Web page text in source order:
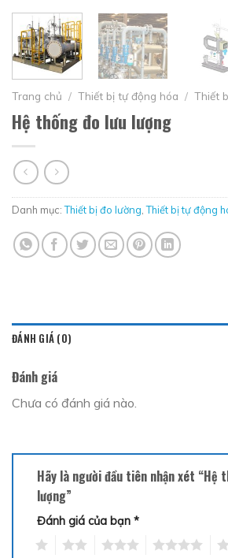
Trang chủ / Thiết bị tự động hóa / Thiết
Hệ thống đo lưu lượng
Danh mục:Thiết bị đo lường,Thiết bị tự động
ĐÁNH GIÁ (0)
Đánh giá
Chưa có đánh giá nào.
Hãy là người đầu tiên nhận xét “Hệ
lượng”
Đánh giá của bạn *